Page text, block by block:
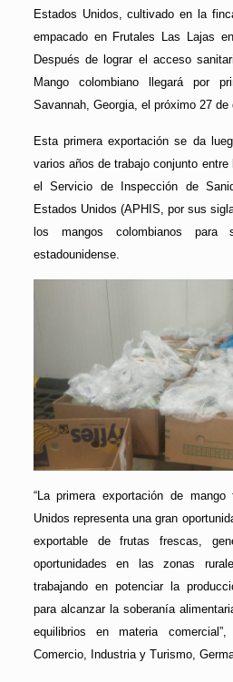
Estados Unidos, cultivado en la
empacado en Frutales Las Lajas
Después de lograr el acceso
Mango colombiano llegará por
Savannah, Georgia, el próximo 27 de
Esta primera exportación se da
varios años de trabajo conjunto entre
el Servicio de Inspección de
Estados Unidos (APHIS, por sus
los mangos colombianos para
estadounidense.
“La primera exportación de
Unidos representa una gran
exportable de frutas frescas,
oportunidades en las zonas
trabajando en potenciar la
para alcanzar la soberanía
equilibrios en materia
Comercio, Industria y Turismo,